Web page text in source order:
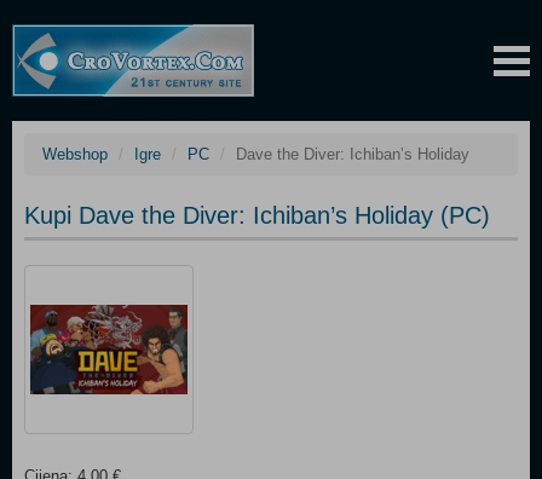
Webshop Igre PC Dave the Diver: Ichiban’s Holiday
Kupi Dave the Diver: Ichiban’s Holiday (PC)